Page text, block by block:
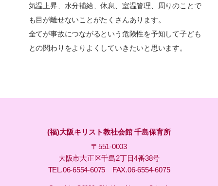
気温上昇、水分補給、休息、室温管理、周りのことで
も目が離せないことがたくさんあります。
全てが事故につながるという危険性を予知して子ども
との関わりをよりよくしていきたいと思います。
(福)大阪キリスト教社会館 千島保育所
〒551-0003
大阪市大正区千島2丁目4番38号
TEL.06-6554-6075 FAX.06-6554-6075